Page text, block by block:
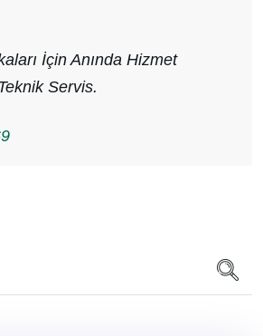
İçin Anında Hizmet
Servis.